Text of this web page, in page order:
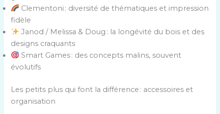
Clementoni : diversité de thématiques et impression
fidèle
Janod / Melissa & Doug : la longévité du bois et des
designs craquants
Smart Games : des concepts malins, souvent
évolutifs
Les petits plus qui font la différence : accessoires et
organisation